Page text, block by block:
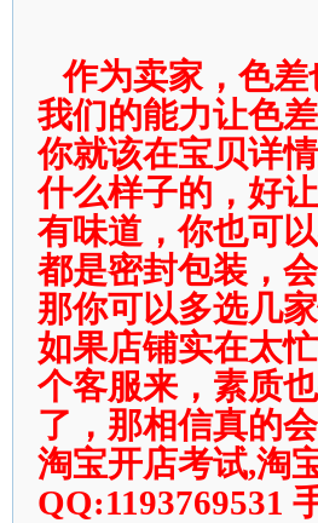
作为卖家，色
我们的能力让色
你就该在宝贝详
什么样子的，好
有味道，你也可
都是密封包装，
那你可以多选几
如果店铺实在太
个客服来，素质
了，那相信真的
淘宝开店考试,淘
QQ:1193769531